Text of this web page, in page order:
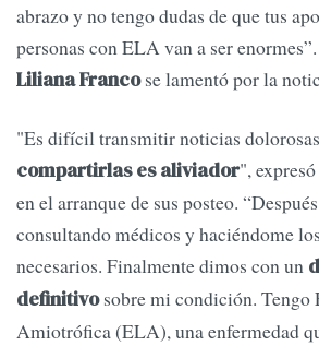
abrazo y no tengo dudas de que tus
personas con ELA van a ser
Liliana Francose lamentó por la
"Es difícil transmitir noticias
compartirlas es aliviador",
en el arranque de sus posteo.
consultando médicos y haciéndome
necesarios. Finalmente dimos con un
definitivosobre mi condición. Tengo
Amiotrófica (ELA), una enfermedad